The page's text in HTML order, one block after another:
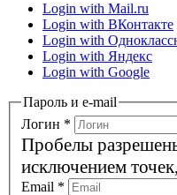
Login with Mail.ru
Login with ВКонтакте
Login with
Login with Яндекс
Login with Google
Пароль и e-mail
Логин *
Пробелы
исключением
Email *